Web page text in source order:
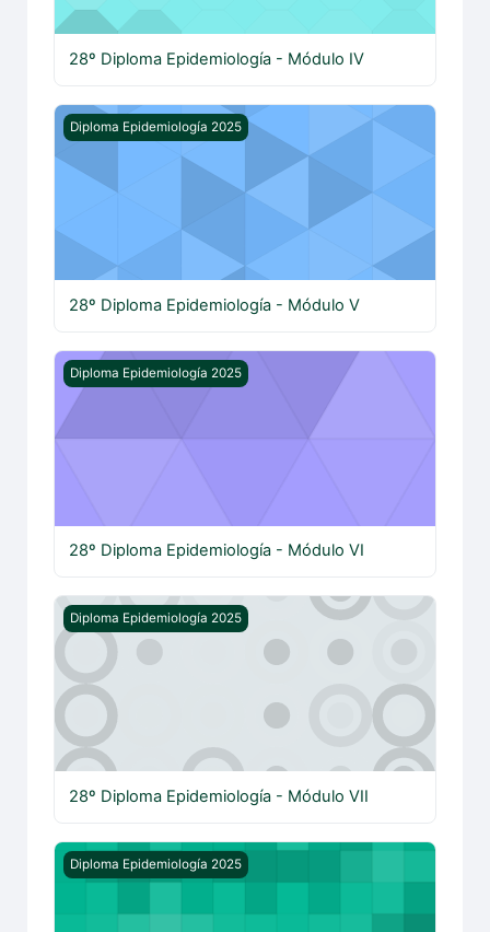
28º Diploma Epidemiología - Módulo IV
28º Diploma Epidemiología - Módulo V
Diploma Epidemiología 2025
28º Diploma Epidemiología - Módulo V
28º Diploma Epidemiología - Módulo VI
Diploma Epidemiología 2025
28º Diploma Epidemiología - Módulo VI
28º Diploma Epidemiología - Módulo VII
Diploma Epidemiología 2025
28º Diploma Epidemiología - Módulo VII
28º Diploma Epidemiología - Módulo VIII
Diploma Epidemiología 2025